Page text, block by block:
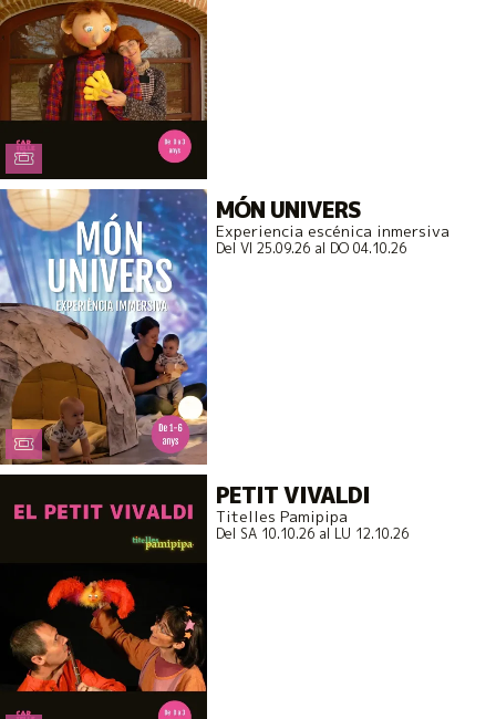
MÓN UNIVERS
Experiencia escénica inmersiva
Del VI 25.09.26al DO 04.10.26
PETIT VIVALDI
Titelles Pamipipa
Del SA 10.10.26al LU 12.10.26